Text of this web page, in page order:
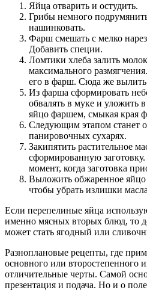
Яйца отварить и остудить.
Грибы немного
нашинковать.
Фарш смешать с мелко
Добавить специи.
Ломтики хлеба залить
максимального
его в фарш. Сюда же
Из фарша сформировать
обвалять в муке и уложить
яйцо фаршем, смыкая края
Следующим этапом станет
панировочных сухарях.
Закипятить растительное
сформированную
момент, когда заготовка
Выложить обжаренное
чтобы убрать излишки
Если перепелиные яйца
именно мясных вторых блюд, то
может стать ягодный или
Разноплановые рецепты, где
основного или второстепенного
отличительные черты. Самой
презентация и подача. Но и о